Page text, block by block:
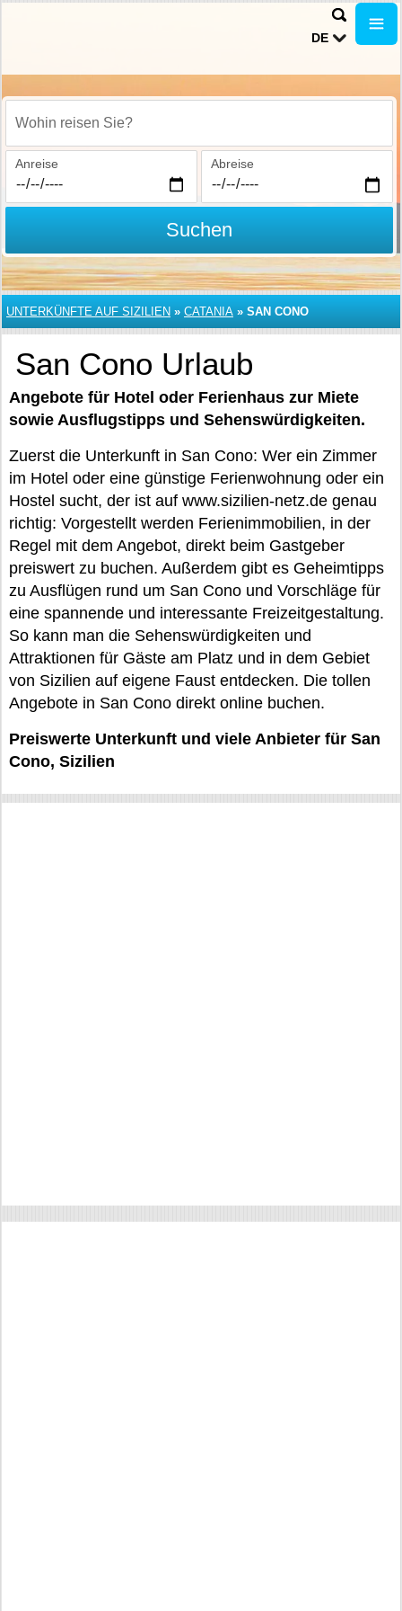
DE
Wohin reisen Sie?
Anreise Abreise
Suchen
UNTERKÜNFTE AUF SIZILIEN » CATANIA » SAN CONO
San Cono Urlaub
Angebote für Hotel oder Ferienhaus zur Miete
sowie Ausflugstipps und Sehenswürdigkeiten.
Zuerst die Unterkunft in San Cono: Wer ein Zimmer
im Hotel oder eine günstige Ferienwohnung oder ein
Hostel sucht, der ist auf www.sizilien-netz.de genau
richtig: Vorgestellt werden Ferienimmobilien, in der
Regel mit dem Angebot, direkt beim Gastgeber
preiswert zu buchen. Außerdem gibt es Geheimtipps
zu Ausflügen rund um San Cono und Vorschläge für
eine spannende und interessante Freizeitgestaltung.
So kann man die Sehenswürdigkeiten und
Attraktionen für Gäste am Platz und in dem Gebiet
von Sizilien auf eigene Faust entdecken. Die tollen
Angebote in San Cono direkt online buchen.
Preiswerte Unterkunft und viele Anbieter für San
Cono, Sizilien